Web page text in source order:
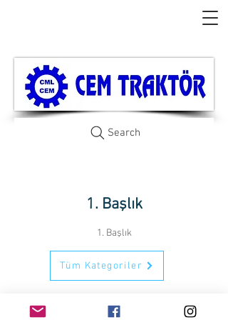
Search
1. Başlık
1. Başlık
Tüm Kategoriler